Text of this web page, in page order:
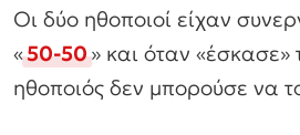
Οι δύο ηθοποιοί είχαν
«50-50» και όταν «έσκασε»
ηθοποιός δεν μπορούσε να